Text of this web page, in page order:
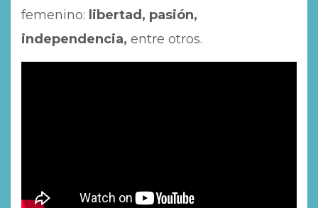
femenino: libertad, pasión,
independencia, entre otros.